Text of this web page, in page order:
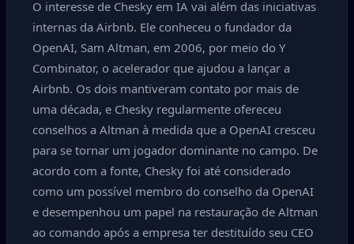
O interesse de Chesky em IA vai além das iniciativas
internas da Airbnb. Ele conheceu o fundador da
OpenAI, Sam Altman, em 2006, por meio do Y
Combinator, o acelerador que ajudou a lançar a
Airbnb. Os dois mantiveram contato por mais de
uma década, e Chesky regularmente ofereceu
conselhos a Altman à medida que a OpenAI cresceu
para se tornar um jogador dominante no campo. De
acordo com a fonte, Chesky foi até considerado
como um possível membro do conselho da OpenAI
e desempenhou um papel na restauração de Altman
ao comando após a empresa ter destituído seu CEO